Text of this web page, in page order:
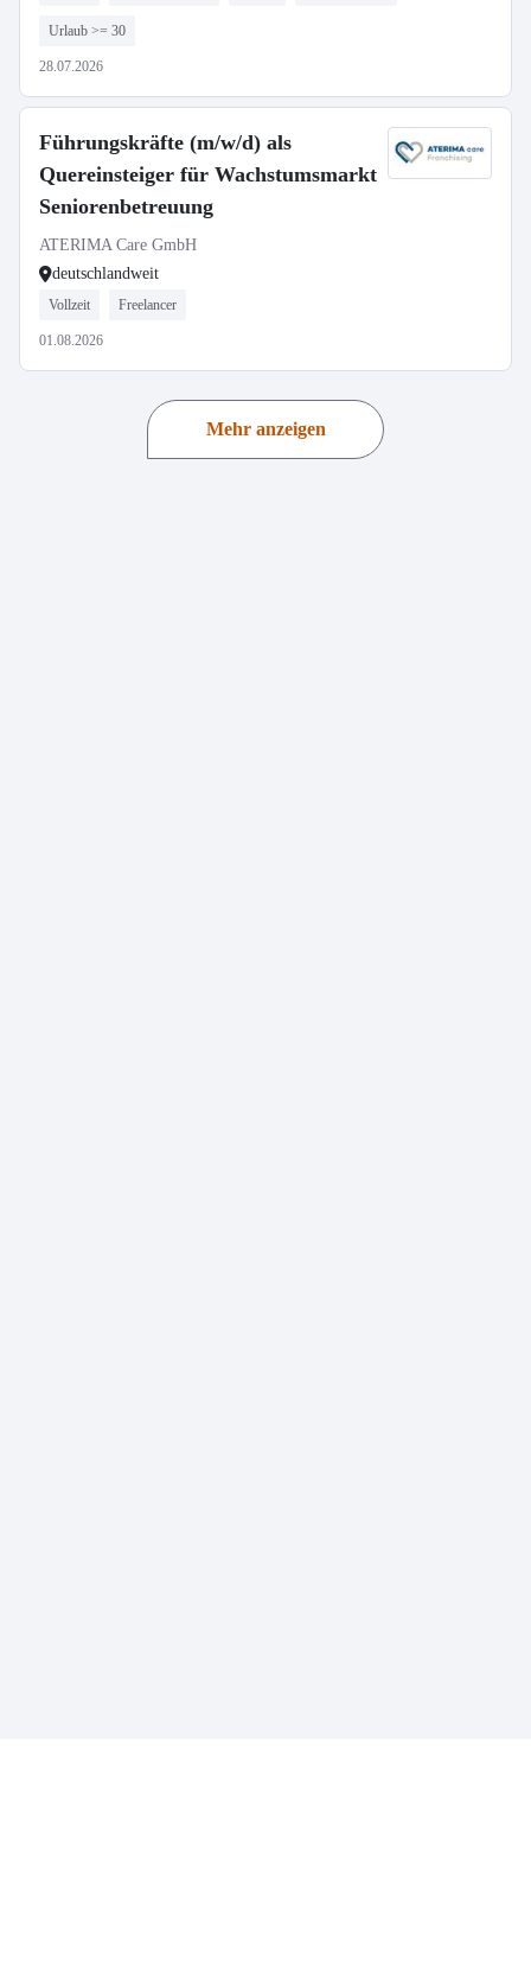
Urlaub >= 30
28.07.2026
Führungskräfte (m/w/d) als
Quereinsteiger für Wachstumsmarkt
Seniorenbetreuung
ATERIMA Care GmbH
deutschlandweit
Vollzeit Freelancer
01.08.2026
Mehr anzeigen